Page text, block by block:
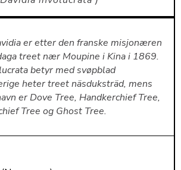
er etter den franske misjonæren
treet nær Moupine i Kina i 1869.
betyr med svøpblad
heter treet näsduksträd, mens
er Dove Tree, Handkerchief Tree,
Tree og Ghost Tree.